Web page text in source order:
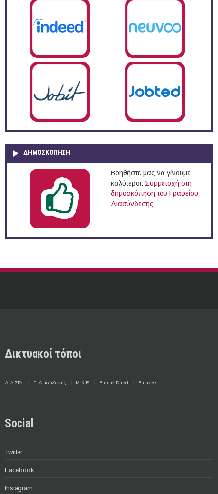
ΔΗΜΟΣΚΌΠΗΣΗ
Βοηθήστε μας να γίνουμε
καλύτεροι. Συμμετοχή στη
δημοσκόπηση του Γραφείου
Διασύνδεσης
Δικτυακοί τόποι
Δ.Α.ΣΤΑ. Γ. Διασύνδεσης Μ.Κ.Ε. Europe Direct Euraxess
Social
Twitter
Facebook
Instagram